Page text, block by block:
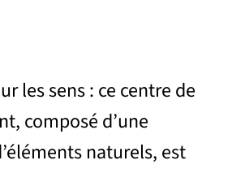
les sens : ce centre de
composé d’une
naturels, est